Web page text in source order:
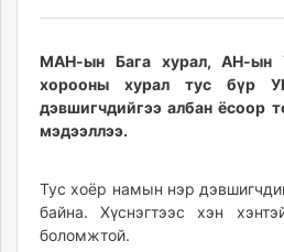
mnb.mn
Livetv.mn
Eguur.mn
24tsag.mn
eagle.mn
ergelt.mn
zarig.mn
МАН-ын Бага хурал, АН-ын
хорооны хурал тус бүр
дэвшигчдийгээ албан ёсоор
мэдээллээ.
Тус хоёр намын нэр
байна. Хүснэгтээс хэн
боломжтой.